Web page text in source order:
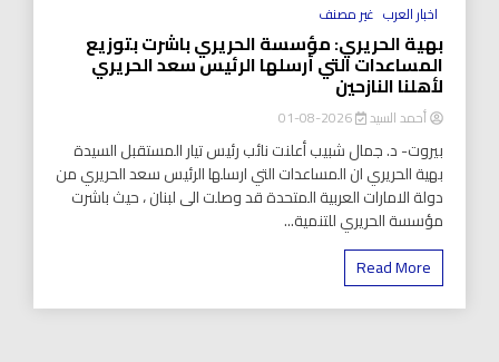
اخبار العرب غير مصنف
بهية الحريري: مؤسسة الحريري باشرت بتوزيع
المساعدات التي أرسلها الرئيس سعد الحريري
لأهلنا النازحين
أحمد السيد 2026-08-01
بيروت- د. جمال شبيب أعلنت نائب رئيس تيار المستقبل السيدة
بهية الحريري ان المساعدات التي ارسلها الرئيس سعد الحريري من
دولة الامارات العربية المتحدة قد وصلت الى لبنان ، حيث باشرت
مؤسسة الحريري للتنمية...
Read More